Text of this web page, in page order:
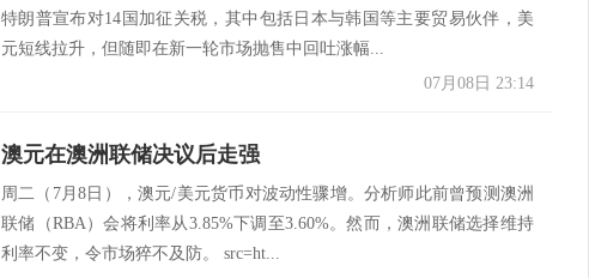
特朗普宣布对14国加征关税，其中包括日本与韩国等主要贸易伙伴，美
元短线拉升，但随即在新一轮市场抛售中回吐涨幅...
07月08日 23:14
澳元在澳洲联储决议后走强
周二（7月8日），澳元/美元货币对波动性骤增。分析师此前曾预测澳洲
联储（RBA）会将利率从3.85%下调至3.60%。然而，澳洲联储选择维持
利率不变，令市场猝不及防。 src=ht...